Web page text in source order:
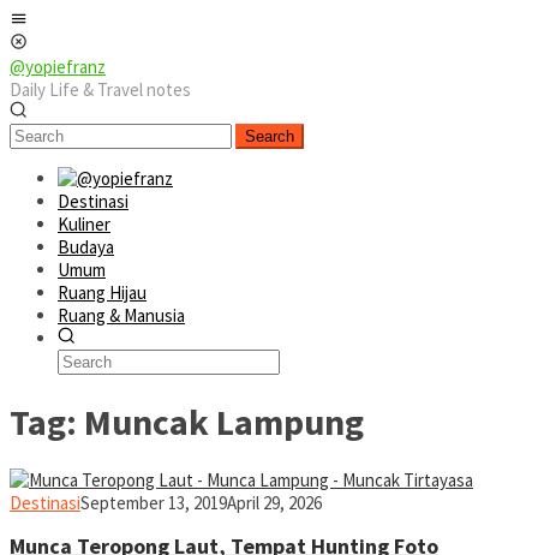
Skip
to
content
@yopiefranz
Daily Life & Travel notes
Search
Destinasi
Kuliner
Budaya
Umum
Ruang Hijau
Ruang & Manusia
Tag: Muncak Lampung
Destinasiyopiefranz
September 13, 2019April 29, 2026
Munca Teropong Laut, Tempat Hunting Foto